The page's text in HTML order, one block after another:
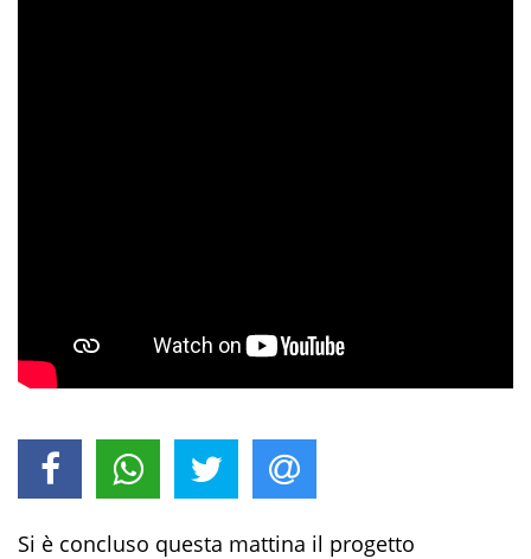
Si è concluso questa mattina il progetto